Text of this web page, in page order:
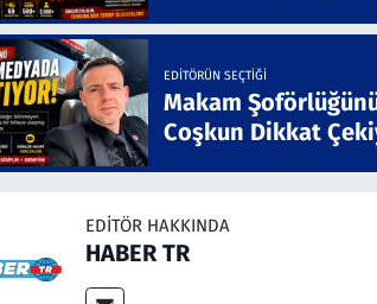
EDITÖRÜN SEÇTIĞI
Makam
Coşkun Dikkat
EDITÖR HAKKINDA
HABER TR